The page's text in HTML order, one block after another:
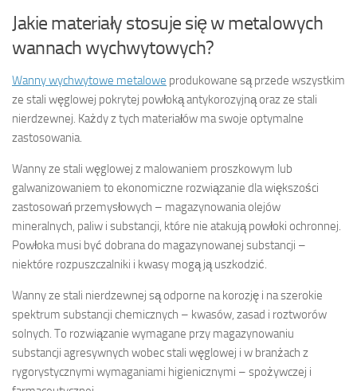
Jakie materiały stosuje się w metalowych
wannach wychwytowych?
Wanny wychwytowe metalowe produkowane są przede wszystkim
ze stali węglowej pokrytej powłoką antykorozyjną oraz ze stali
nierdzewnej. Każdy z tych materiałów ma swoje optymalne
zastosowania.
Wanny ze stali węglowej z malowaniem proszkowym lub
galwanizowaniem to ekonomiczne rozwiązanie dla większości
zastosowań przemysłowych – magazynowania olejów
mineralnych, paliw i substancji, które nie atakują powłoki ochronnej.
Powłoka musi być dobrana do magazynowanej substancji –
niektóre rozpuszczalniki i kwasy mogą ją uszkodzić.
Wanny ze stali nierdzewnej są odporne na korozję i na szerokie
spektrum substancji chemicznych – kwasów, zasad i roztworów
solnych. To rozwiązanie wymagane przy magazynowaniu
substancji agresywnych wobec stali węglowej i w branżach z
rygorystycznymi wymaganiami higienicznymi – spożywczej i